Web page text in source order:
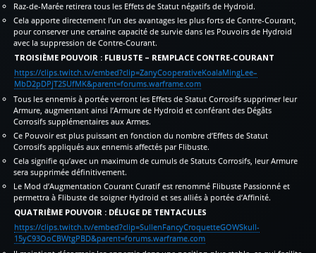
Raz-de-Marée retirera tous les Effets de Statut négatifs de Hydroid.
Cela apporte directement l’un des avantages les plus forts de Contre-Courant,
pour conserver une certaine capacité de survie dans les Pouvoirs de Hydroid
avec la suppression de Contre-Courant.
TROISIÈME POUVOIR : FLIBUSTE – REMPLACE CONTRE-COURANT
https://clips.twitch.tv/embed?clip=ZanyCooperativeKoalaMingLee–
MbD2pDPjT2SUfMK&parent=forums.warframe.com
Tous les ennemis à portée verront les Effets de Statut Corrosifs supprimer leur
Armure, augmentant ainsi l’Armure de Hydroid et conférant des Dégâts
Corrosifs supplémentaires aux Armes.
Ce Pouvoir est plus puissant en fonction du nombre d’Effets de Statut
Corrosifs appliqués aux ennemis affectés par Flibuste.
Cela signifie qu’avec un maximum de cumuls de Statuts Corrosifs, leur Armure
sera supprimée définitivement.
Le Mod d’Augmentation Courant Curatif est renommé Flibuste Passionné et
permettra à Flibuste de soigner Hydroid et ses alliés à portée d’Affinité.
QUATRIÈME POUVOIR : DÉLUGE DE TENTACULES
https://clips.twitch.tv/embed?clip=SullenFancyCroquetteGOWSkull-
15yC93OoCBWtgPBD&parent=forums.warframe.com